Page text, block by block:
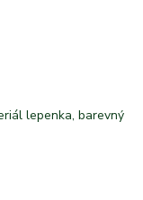
lepenka, barevný